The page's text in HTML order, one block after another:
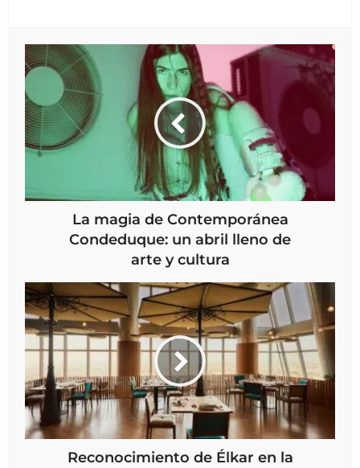
La magia de Contemporánea
Condeduque: un abril lleno de
arte y cultura
Reconocimiento de Élkar en la